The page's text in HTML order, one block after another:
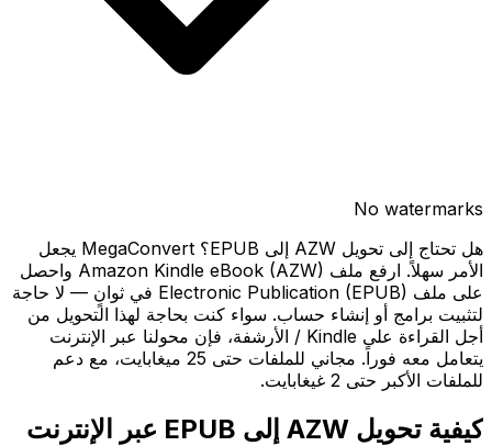
No watermarks
هل تحتاج إلى تحويل AZW إلى EPUB؟ MegaConvert يجعل
الأمر سهلاً. ارفع ملف Amazon Kindle eBook (AZW) واحصل
على ملف Electronic Publication (EPUB) في ثوانٍ — لا حاجة
لتثبيت برامج أو إنشاء حساب. سواء كنت بحاجة لهذا التحويل من
أجل القراءة على Kindle / الأرشفة، فإن محولنا عبر الإنترنت
يتعامل معه فوراً. مجاني للملفات حتى 25 ميغابايت، مع دعم
للملفات الأكبر حتى 2 غيغابايت.
كيفية تحويل AZW إلى EPUB عبر الإنترنت